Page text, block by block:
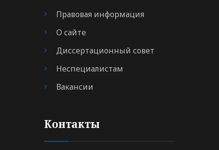
Правовая информация
О сайте
Диссертационный совет
Неспециалистам
Вакансии
Контакты